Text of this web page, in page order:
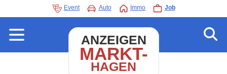
Event Auto Immo Job
ANZEIGEN
MARKT-
HAGEN